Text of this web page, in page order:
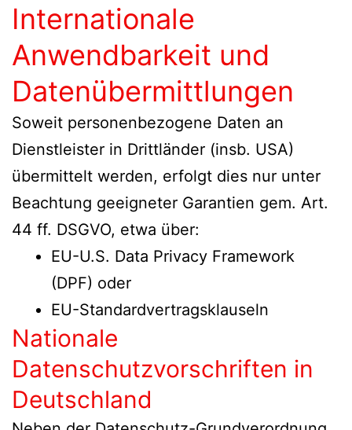
Internationale
Anwendbarkeit und
Datenübermittlungen
Soweit personenbezogene Daten an
Dienstleister in Drittländer (insb. USA)
übermittelt werden, erfolgt dies nur unter
Beachtung geeigneter Garantien gem. Art.
44 ff. DSGVO, etwa über:
EU-U.S. Data Privacy Framework
(DPF) oder
EU-Standardvertragsklauseln
Nationale
Datenschutzvorschriften in
Deutschland